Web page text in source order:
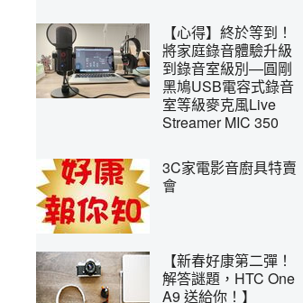
【心得】終於等到！
將家庭錄音體驗升級
到錄音室級別—圓剛
黑鳩USB電容式錄音
室等級麥克風Live
Streamer MIC 350
3C家電影音廚具特賣
會
【新春好康第二彈！
解答謎題，HTC One
A9 送給你！】